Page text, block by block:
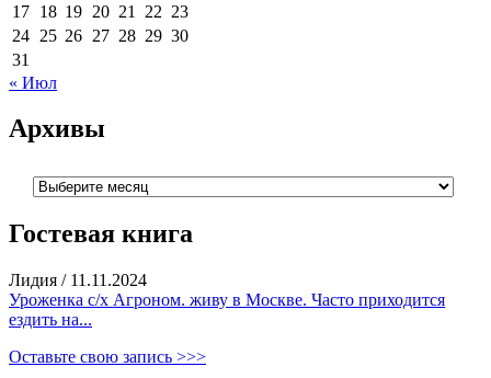
17 18 19 20 21 22 23
24 25 26 27 28 29 30
31
« Июл
Архивы
Архивы
Гостевая книга
Лидия / 11.11.2024
Уроженка с/х Агроном. живу в Москве. Часто приходится
ездить на...
Оставьте свою запись >>>